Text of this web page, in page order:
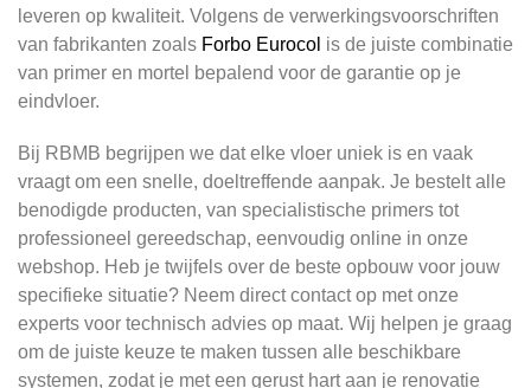
leveren op kwaliteit. Volgens de verwerkingsvoorschriften
van fabrikanten zoals Forbo Eurocol is de juiste combinatie
van primer en mortel bepalend voor de garantie op je
eindvloer.
Bij RBMB begrijpen we dat elke vloer uniek is en vaak
vraagt om een snelle, doeltreffende aanpak. Je bestelt alle
benodigde producten, van specialistische primers tot
professioneel gereedschap, eenvoudig online in onze
webshop. Heb je twijfels over de beste opbouw voor jouw
specifieke situatie? Neem direct contact op met onze
experts voor technisch advies op maat. Wij helpen je graag
om de juiste keuze te maken tussen alle beschikbare
systemen, zodat je met een gerust hart aan je renovatie